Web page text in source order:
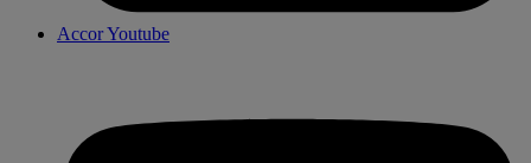
Accor Youtube